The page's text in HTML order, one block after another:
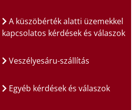
A küszöbérték alatti üzemekkel
kapcsolatos kérdések és válaszok
Veszélyesáru-szállítás
Egyéb kérdések és válaszok